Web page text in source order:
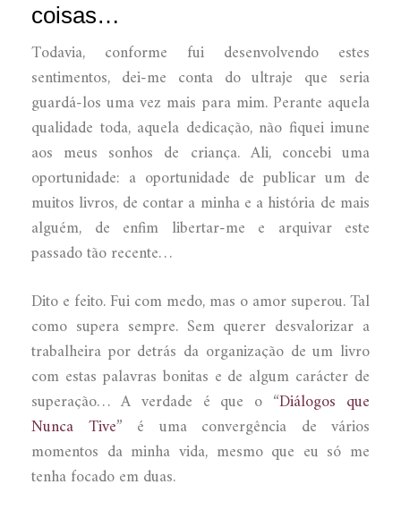
coisas…
Todavia, conforme fui desenvolvendo estes
sentimentos, dei-me conta do ultraje que seria
guardá-los uma vez mais para mim. Perante aquela
qualidade toda, aquela dedicação, não fiquei imune
aos meus sonhos de criança. Ali, concebi uma
oportunidade: a oportunidade de publicar um de
muitos livros, de contar a minha e a história de mais
alguém, de enfim libertar-me e arquivar este
passado tão recente…
Dito e feito. Fui com medo, mas o amor superou. Tal
como supera sempre. Sem querer desvalorizar a
trabalheira por detrás da organização de um livro
com estas palavras bonitas e de algum carácter de
superação… A verdade é que o “Diálogos que
Nunca Tive” é uma convergência de vários
momentos da minha vida, mesmo que eu só me
tenha focado em duas.